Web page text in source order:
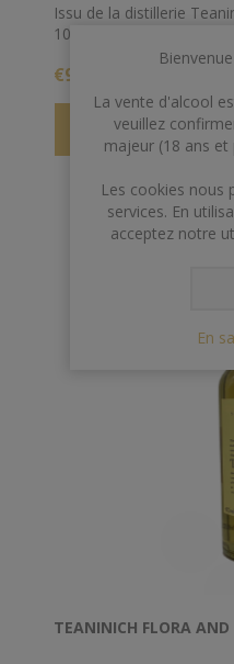
Issu de la distillerie
10 ans titre 53.4%
€93,00
TEANINICH FLORA
La vente d'alcool
veuillez
majeur (18 ans et
Les cookies nous
services. En
acceptez notre
En